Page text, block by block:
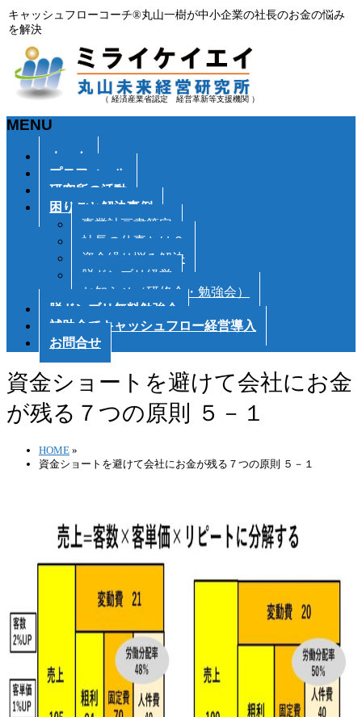
キャッシュフローコーチ®丸山一樹が中小企業の社長のお金の悩み
を解決
（ 経済産業省認定 経営革新等支援機関 ）
MENU
ホーム
プロフィール
研究所の活動
困りごと解決事例
事業計画書策定
社長の仕事とは？
資金繰り悩み解決
脱ドンブリ経営
お知らせ（研修会・勉強会）
脱ドンブリ無料勉強会
補助金でキャッシュフロー経営導入
お問合せ
資金ショートを避けて会社にお金
が残る７つの原則 ５－１
HOME »
資金ショートを避けて会社にお金が残る７つの原則 ５－１